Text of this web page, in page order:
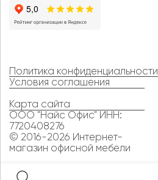
Политика конфиденциальности
Условия соглашения
Карта сайта
ООО "Найс Офис" ИНН:
7720408276
© 2016-2026 Интернет-
магазин офисной мебели